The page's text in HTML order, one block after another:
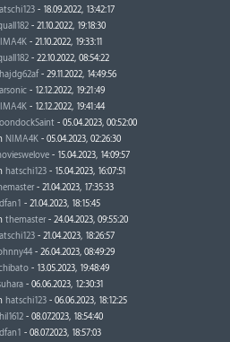
- 18.09.2022, 13:42:17
- 21.10.2022, 19:18:30
- 21.10.2022, 19:33:11
- 22.10.2022, 08:54:22
- 29.11.2022, 14:49:56
- 12.12.2022, 19:21:49
- 12.12.2022, 19:41:44
- 05.04.2023, 00:52:00
NIMA4K - 05.04.2023, 02:26:30
- 15.04.2023, 14:09:57
hatschi123 - 15.04.2023, 16:07:51
- 21.04.2023, 17:35:33
- 21.04.2023, 18:15:45
themaster- 24.04.2023, 09:55:20
- 21.04.2023, 18:26:57
- 26.04.2023, 08:49:29
- 13.05.2023, 19:48:49
- 06.06.2023, 12:30:31
hatschi123 - 06.06.2023, 18:12:25
- 08.07.2023, 18:54:40
- 08.07.2023, 18:57:03